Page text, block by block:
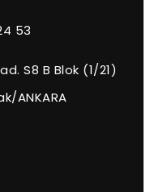
53
S8 B Blok (1/21)
ANKARA